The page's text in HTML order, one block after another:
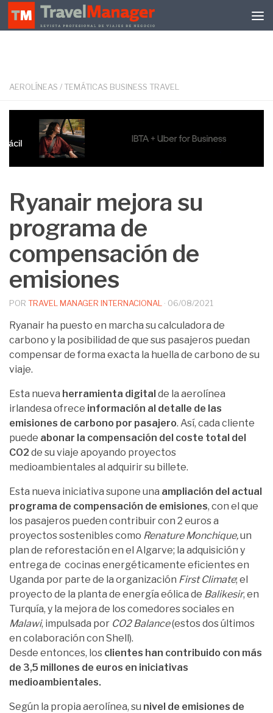
Debajo del contenido
AEROLÍNEAS / TEMÁTICAS BUSINESS TRAVEL
Ryanair mejora su
programa de
compensación de
emisiones
POR TRAVEL MANAGER INTERNACIONAL · 06/08/2021
Ryanair ha puesto en marcha su calculadora de
carbono y la posibilidad de que sus pasajeros puedan
compensar de forma exacta la huella de carbono de su
viaje.
Esta nueva herramienta digital de la aerolínea
irlandesa ofrece información al detalle de las
emisiones de carbono por pasajero. Así, cada cliente
puede abonar la compensación del coste total del
CO2 de su viaje apoyando proyectos
medioambientales al adquirir su billete.
Esta nueva iniciativa supone una ampliación del actual
programa de compensación de emisiones, con el que
los pasajeros pueden contribuir con 2 euros a
proyectos sostenibles como Renature Monchique,un
plan de reforestación en el Algarve; la adquisición y
entrega de cocinas energéticamente eficientes en
Uganda por parte de la organización First Climate; el
proyecto de la planta de energía eólica de Balikesir, en
Turquía, y la mejora de los comedores sociales en
Malawi, impulsada por CO2 Balance(estos dos últimos
en colaboración con Shell).
Desde entonces, los clientes han contribuido con más
de 3,5 millones de euros en iniciativas
medioambientales.
Según la propia aerolínea, su nivel de emisiones de